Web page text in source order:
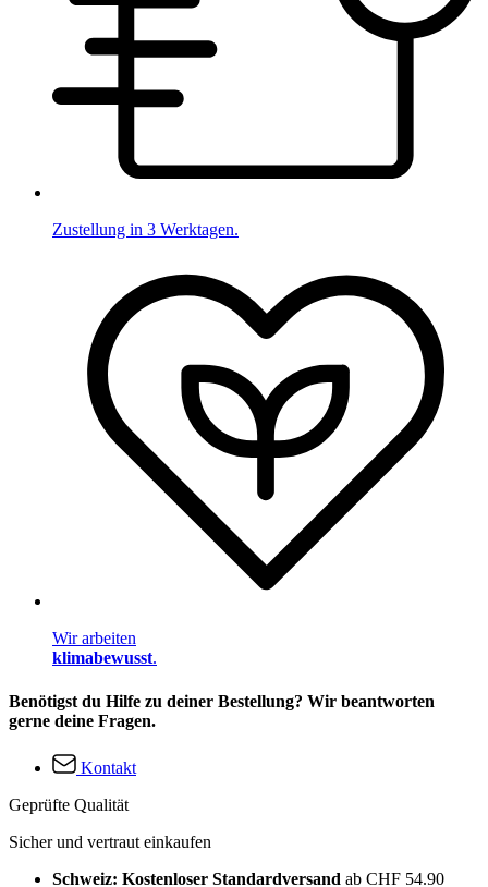
Zustellung in 3 Werktagen.
Wir arbeiten
klimabewusst.
Benötigst du Hilfe zu deiner Bestellung? Wir beantworten
gerne deine Fragen.
Kontakt
Geprüfte Qualität
Sicher und vertraut einkaufen
Schweiz: Kostenloser Standardversand ab CHF 54.90